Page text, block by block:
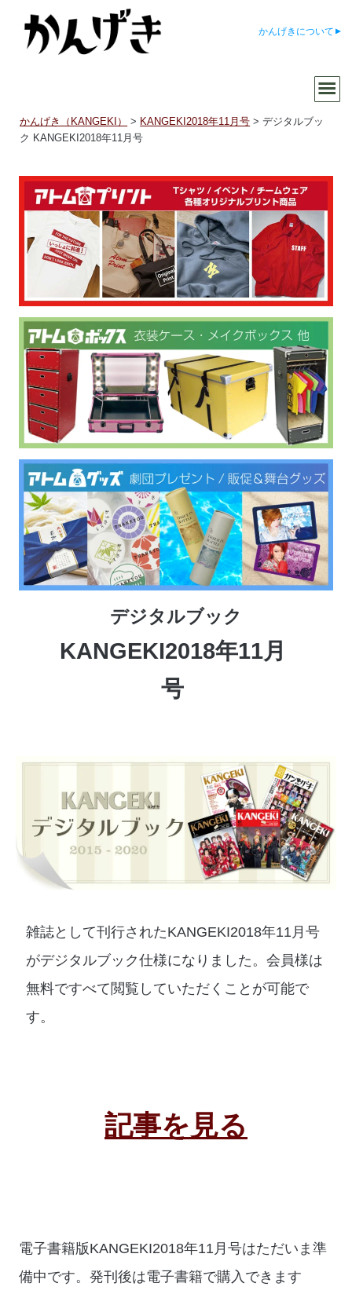
かんげきについて
かんげき（KANGEKI） > KANGEKI2018年11月号 >デジタルブッ
ク KANGEKI2018年11月号
デジタルブック
KANGEKI2018年11月
号
雑誌として刊行されたKANGEKI2018年11月号
がデジタルブック仕様になりました。会員様は
無料ですべて閲覧していただくことが可能で
す。
記事を見る
電子書籍版KANGEKI2018年11月号はただいま準
備中です。発刊後は電子書籍で購入できます